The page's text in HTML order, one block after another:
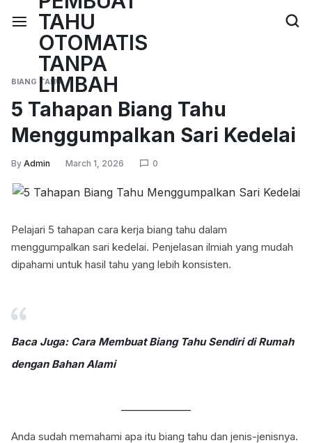
BIANG TAHU
5 Tahapan Biang Tahu
Menggumpalkan Sari Kedelai
By Admin March 1, 2026 0
Pelajari 5 tahapan cara kerja biang tahu dalam
menggumpalkan sari kedelai. Penjelasan ilmiah yang mudah
dipahami untuk hasil tahu yang lebih konsisten.
Baca Juga: Cara Membuat Biang Tahu Sendiri di Rumah
dengan Bahan Alami
Anda sudah memahami apa itu biang tahu dan jenis-jenisnya.